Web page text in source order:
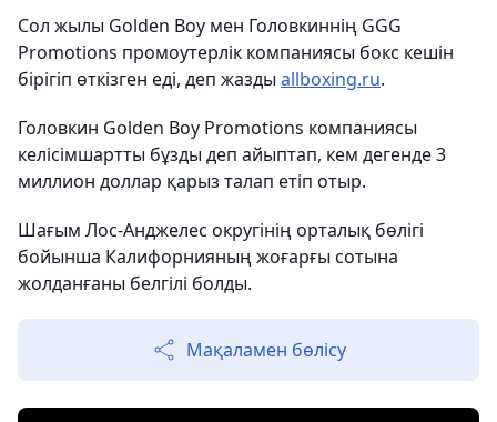
Сол жылы Golden Boy мен Головкиннің GGG
Promotions промоутерлік компаниясы бокс кешін
бірігіп өткізген еді, деп жазды allboxing.ru.
Головкин Golden Boy Promotions компаниясы
келісімшартты бұзды деп айыптап, кем дегенде 3
миллион доллар қарыз талап етіп отыр.
Шағым Лос-Анджелес округінің орталық бөлігі
бойынша Калифорнияның жоғарғы сотына
жолданғаны белгілі болды.
Мақаламен бөлісу